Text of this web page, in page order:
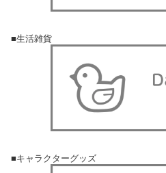
■生活雑貨
■キャラクターグッズ